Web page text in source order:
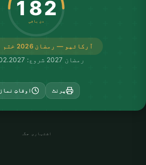
آرکائیو — رمضان 2026 ختم ہو گیا
182
دن باقی
رمضان 2027 شروع: 08.02.2027
پرنٹ اوقاتِ نماز
اشتہاری جگہ